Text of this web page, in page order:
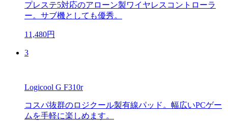
プレステ5対応のアローン製ワイヤレスコントローラ
ー。サブ機としても優秀。
11,480円
3
Logicool G F310r
コスパ抜群のロジクール製有線パッド。幅広いPCゲー
ムを手軽に楽しめます。